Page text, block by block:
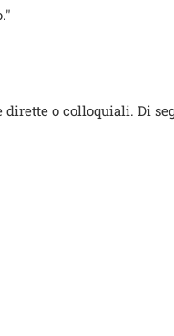
o colloquiali. Di